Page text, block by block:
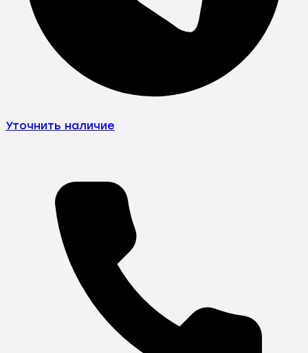
Уточнить наличие